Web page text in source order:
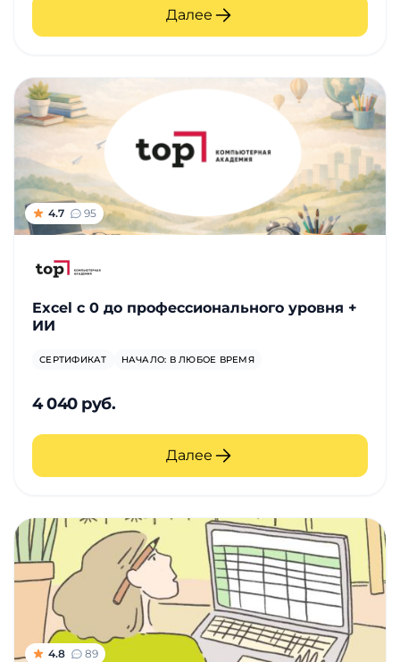
Далее
4.7 95
Excel с 0 до профессионального уровня +
ИИ
СЕРТИФИКАТ НАЧАЛО: В ЛЮБОЕ ВРЕМЯ
4 040 руб.
Далее
4.8 89